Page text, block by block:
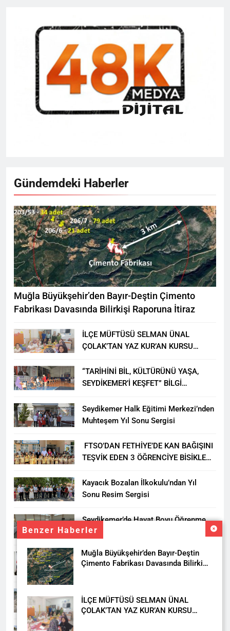
Benzer Haberler
Muğla Büyükşehir’den Bayır-Deştin
Çimento Fabrikası Davasında Bilirkişi
İLÇE MÜFTÜSÜ SELMAN ÜNAL
ÇOLAK’TAN YAZ KUR’AN KURSU
Gündemdeki Haberler
Muğla Büyükşehir’den Bayır-Deştin Çimento
Fabrikası Davasında Bilirkişi Raporuna İtiraz
İLÇE MÜFTÜSÜ SELMAN ÜNAL
ÇOLAK’TAN YAZ KUR’AN KURSU
“TARİHİNİ BİL, KÜLTÜRÜNÜ YAŞA,
SEYDİKEMER’İ KEŞFET” BİLGİ
Seydikemer Halk Eğitimi Merkezi’nden
Muhteşem Yıl Sonu Sergisi
FTSO’DAN FETHİYE’DE KAN BAĞIŞINI
TEŞVİK EDEN 3 ÖĞRENCİYE BİSİKLET
Kayacık Bozalan İlkokulu’ndan Yıl
Sonu Resim Sergisi
Seydikemer’de Hayat Boyu Öğrenme
Haftası Kadıköy Sergisiyle Başladı
DALAMAN KENT PARK PROJESİ İÇİN
BAŞKAN DURMUŞ’A YETKİ VERİLDİ
Seydikemer’de Akçay Deresi Tepkisi
Büyüyor: “Yetkililer Vatandaşın Sesini
Duysun”